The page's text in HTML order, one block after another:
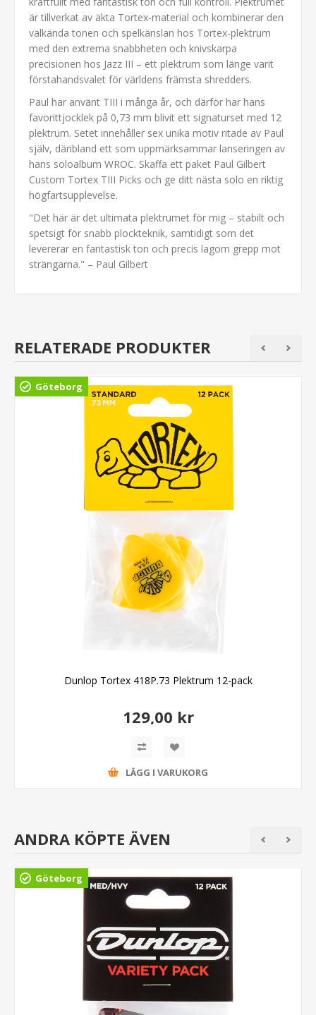
är tillverkat av äkta Tortex-material och kombinerar den
välkända tonen och spelkänslan hos Tortex-plektrum
med den extrema snabbheten och knivskarpa
precisionen hos Jazz III – ett plektrum som länge varit
förstahandsvalet för världens främsta shredders.
Paul har använt TIII i många år, och därför har hans
favorittjocklek på 0,73 mm blivit ett signaturset med 12
plektrum. Setet innehåller sex unika motiv ritade av Paul
själv, däribland ett som uppmärksammar lanseringen av
hans soloalbum WROC. Skaffa ett paket Paul Gilbert
Custom Tortex TIII Picks och ge ditt nästa solo en riktig
högfartsupplevelse.
"Det här är det ultimata plektrumet för mig – stabilt och
spetsigt för snabb plockteknik, samtidigt som det
levererar en fantastisk ton och precis lagom grepp mot
strängarna." – Paul Gilbert
RELATERADE PRODUKTER
Göteborg
Dunlop Tortex 418P.73 Plektrum 12-pack
129,00 kr
LÄGG I VARUKORG
ANDRA KÖPTE ÄVEN
Göteborg